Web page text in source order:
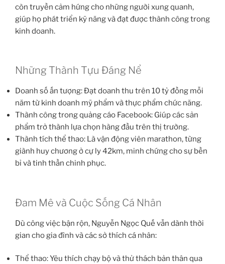
còn truyền cảm hứng cho những người xung quanh,
giúp họ phát triển kỹ năng và đạt được thành công trong
kinh doanh.
Những Thành Tựu Đáng Nể
Doanh số ấn tượng: Đạt doanh thu trên 10 tỷ đồng mỗi
năm từ kinh doanh mỹ phẩm và thực phẩm chức năng.
Thành công trong quảng cáo Facebook: Giúp các sản
phẩm trở thành lựa chọn hàng đầu trên thị trường.
Thành tích thể thao: Là vận động viên marathon, từng
giành huy chương ở cự ly 42km, minh chứng cho sự bền
bỉ và tinh thần chinh phục.
Đam Mê và Cuộc Sống Cá Nhân
Dù công việc bận rộn, Nguyễn Ngọc Quế vẫn dành thời
gian cho gia đình và các sở thích cá nhân:
Thể thao: Yêu thích chạy bộ và thử thách bản thân qua